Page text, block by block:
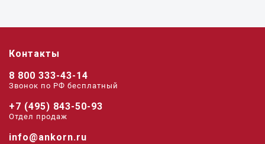
Контакты
8 800 333-43-14
Звонок по РФ беcплатный
+7 (495) 843-50-93
Отдел продаж
info@ankorn.ru